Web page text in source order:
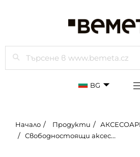
Търси
BG
Начало Продукти
Свободностоящи аксесоари